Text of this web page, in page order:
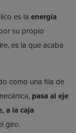
es la energía
su propio
es la que acaba
como una fila de
pasa al eje
a la caja
giro.